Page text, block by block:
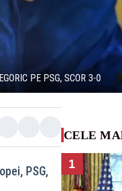
PE PSG, SCOR 3-0
PSG,
CELE
1